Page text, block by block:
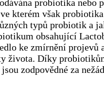
probiotika nebo
kterém však
typů probiotik a
obsahující
ke zmírnění projevů
života. Díky
zodpovědné za